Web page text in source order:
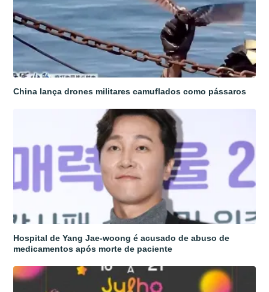
China lança drones militares camuflados como pássaros
Hospital de Yang Jae-woong é acusado de abuso de
medicamentos após morte de paciente